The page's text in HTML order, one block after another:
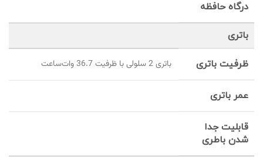
درگاه حافظه
باتری
ظرفیت باتری باتری 2 سلولی با ظرفیت 36.7 وات‌ساعت
عمر باتری
قابلیت جدا
شدن باطری